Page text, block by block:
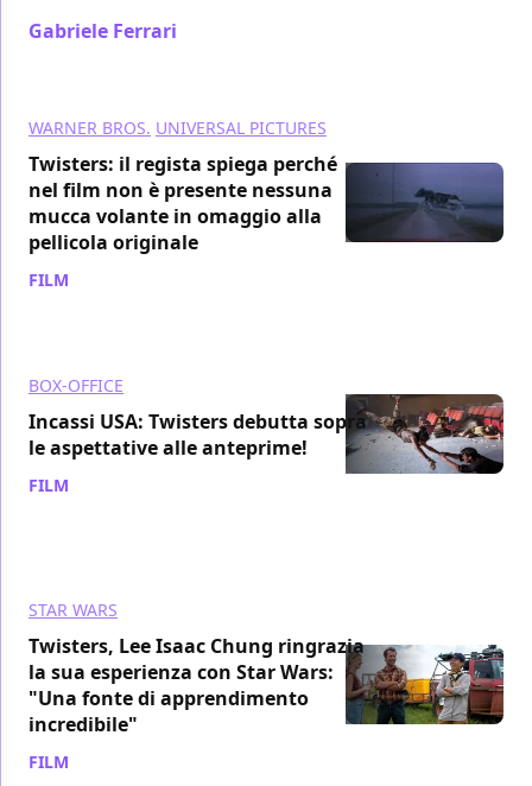
Gabriele Ferrari
WARNER BROS. UNIVERSAL PICTURES
Twisters: il regista spiega perché
nel film non è presente nessuna
mucca volante in omaggio alla
pellicola originale
FILM
BOX-OFFICE
Incassi USA: Twisters debutta sopra
le aspettative alle anteprime!
FILM
STAR WARS
Twisters, Lee Isaac Chung ringrazia
la sua esperienza con Star Wars:
"Una fonte di apprendimento
incredibile"
FILM